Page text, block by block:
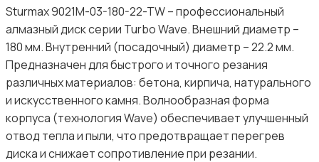
Sturmax 9021M-03-180-22-TW – профессиональный
алмазный диск серии Turbo Wave. Внешний диаметр –
180 мм. Внутренний (посадочный) диаметр – 22.2 мм.
Предназначен для быстрого и точного резания
различных материалов: бетона, кирпича, натурального
и искусственного камня. Волнообразная форма
корпуса (технология Wave) обеспечивает улучшенный
отвод тепла и пыли, что предотвращает перегрев
диска и снижает сопротивление при резании.